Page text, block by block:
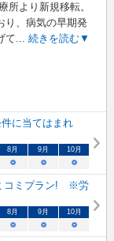
所より新規移転。
り、病気の早期発
て... 続きを読む▼
に当てはまれ
8月 9月 10月
○ ○ ○
コミプラン! ※労
8月 9月 10月
○ ○ ○